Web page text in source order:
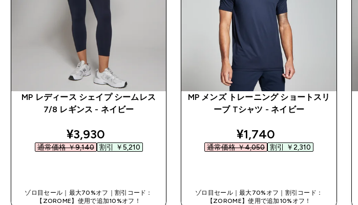
MP レディース シェイプ シームレス
7/8 レギンス - ネイビー
discounted price
¥3,930‎
通常価格 ￥9,140‎ 割引 ￥5,210‎
ゾロ目セール｜最大70%オフ｜割引コード：
【ZOROME】使用で追加10%オフ！
MP メンズ トレーニング ショートスリ
ーブ Tシャツ - ネイビー
discounted price
¥1,740‎
通常価格 ￥4,050‎ 割引 ￥2,310‎
ゾロ目セール｜最大70%オフ｜割引コード：
【ZOROME】使用で追加10%オフ！